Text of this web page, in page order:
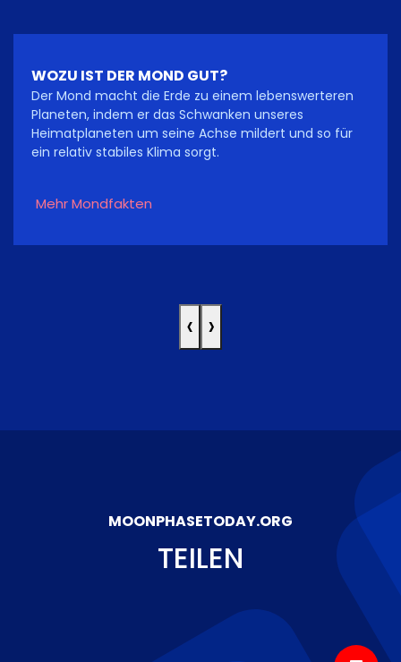
WOZU IST DER MOND GUT?
Der Mond macht die Erde zu einem lebenswerteren
Planeten, indem er das Schwanken unseres
Heimatplaneten um seine Achse mildert und so für
ein relativ stabiles Klima sorgt.
Mehr Mondfakten
‹ ›
MOONPHASETODAY.ORG
TEILEN